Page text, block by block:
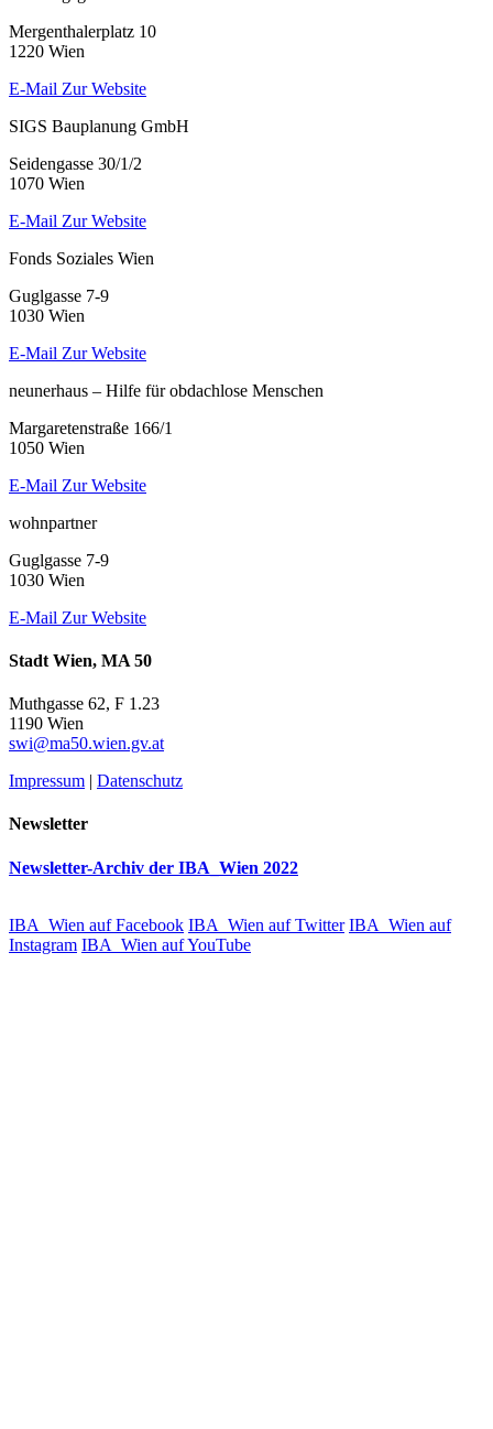
Mergenthalerplatz 10
1220 Wien
E-Mail Zur Website
SIGS Bauplanung GmbH
Seidengasse 30/1/2
1070 Wien
E-Mail Zur Website
Fonds Soziales Wien
Guglgasse 7-9
1030 Wien
E-Mail Zur Website
neunerhaus – Hilfe für obdachlose Menschen
Margaretenstraße 166/1
1050 Wien
E-Mail Zur Website
wohnpartner
Guglgasse 7-9
1030 Wien
E-Mail Zur Website
Stadt Wien, MA 50
Muthgasse 62, F 1.23
1190 Wien
swi@ma50.wien.gv.at
Impressum | Datenschutz
Newsletter
Newsletter-Archiv der IBA_Wien 2022
IBA_Wien auf Facebook IBA_Wien auf Twitter IBA_Wien auf
Instagram IBA_Wien auf YouTube